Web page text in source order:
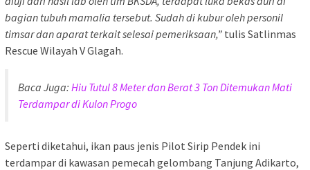
bagian tubuh mamalia tersebut. Sudah di kubur oleh personil
timsar dan aparat terkait selesai pemeriksaan,” tulis Satlinmas
Rescue Wilayah V Glagah.
Baca Juga: Hiu Tutul 8 Meter dan Berat 3 Ton Ditemukan Mati
Terdampar di Kulon Progo
Seperti diketahui, ikan paus jenis Pilot Sirip Pendek ini
terdampar di kawasan pemecah gelombang Tanjung Adikarto,